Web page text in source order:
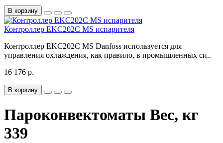
В корзину
Контроллер EKC202C MS испарителя
Контроллер EKC202C MS Danfoss используется для
управления охлаждения, как правило, в промышленных си..
16 176 р.
В корзину
Пароконвектоматы Вес, кг
339